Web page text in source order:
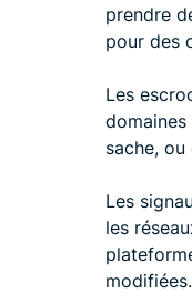
prendre
pour des
Les
sache,
Les
les
modifiées.